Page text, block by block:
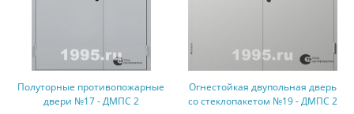
Полуторные противопожарные
двери №17 - ДМПС 2
Огнестойкая двупольная дверь
со стеклопакетом №19 - ДМПС 2